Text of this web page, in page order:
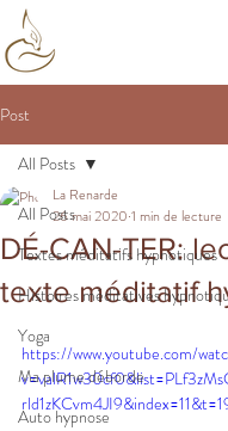
Post
All Posts
Textes méditatifs hypnotiques
Histoires méditatives
Yoga
Ma plume déborde
Auto hypnose
All Posts
DÉ-CAN-TER:
texte méditatif
La Renarde
26 mai 2020 1 min de lecture
https://www.youtube.com/